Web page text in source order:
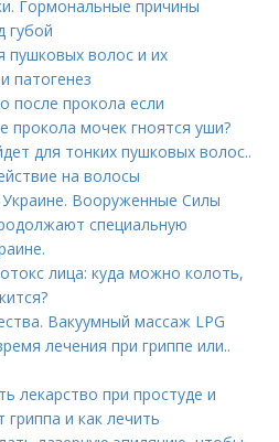
Гормональные причины
губой
пушковых волос и их
патогенез
после прокола если
прокола мочек гноятся уши?
для тонких пушковых волос..
на волосы
Вооруженные Силы
специальную
лица: куда можно колоть,
Вакуумный массаж LPG
лечения при гриппе или..
лекарство при простуде и
и как лечить